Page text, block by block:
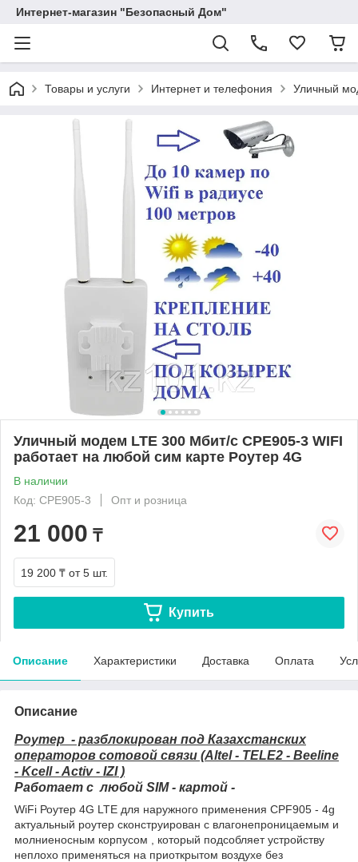
Интернет-магазин "Безопасный Дом"
Товары и услуги Интернет и телефония Уличный
Уличный модем LTE 300 Мбит/с CPE905-3 WIFI
работает на любой сим карте Роутер 4G
В наличии
Код: CPE905-3
Опт и розница
21 000 ₸
19 200 ₸ от 5 шт.
Купить
Описание Характеристики Доставка Оплата
Описание
Роутер - разблокирован под Казахстанских
операторов сотовой связи (Altel - TELE2 - Beeline
- Kcell - Activ - IZI )
Работает с любой SIM - картой -
WiFi Роутер 4G LTE для наружного применения CPF905 - 4g
актуальный роутер сконструирован с влагонепроницаемым и
молниеносным корпусом , который подсобляет устройству
неплохо применяться на приоткрытом воздухе без